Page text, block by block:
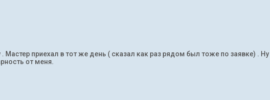
приехал в тот же день ( сказал как раз рядом был тоже по заявке) .
от меня.